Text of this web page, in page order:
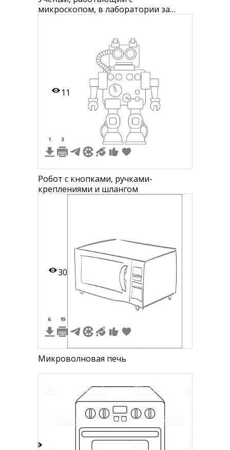
микроскопом, в лаборатории за
11
1 3
Робот с кнопками, ручками-
креплениями и шлангом
30
6 19
Микроволновая печь